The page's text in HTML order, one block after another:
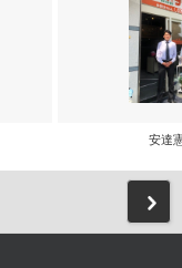
安達